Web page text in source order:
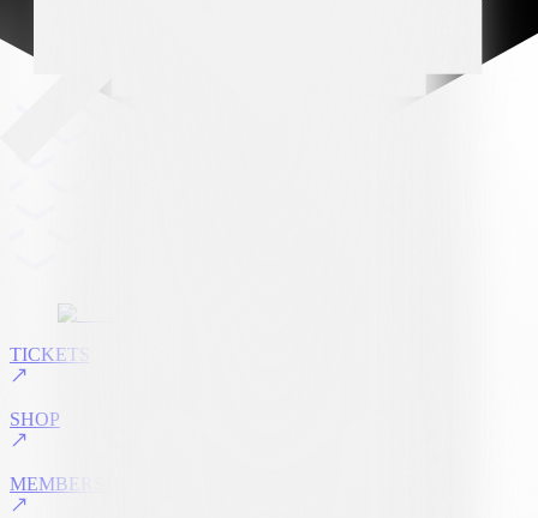
TICKETS
SHOP
MEMBERSHIP